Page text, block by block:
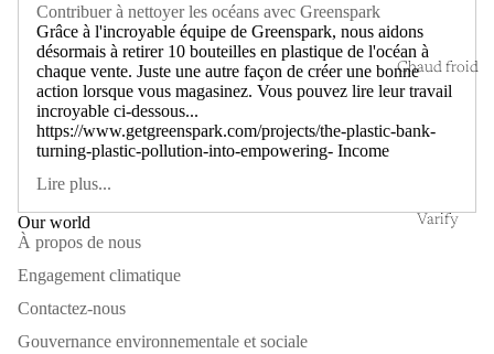
Chaud froid
Varify
Contribuer à nettoyer les océans avec Greenspark
Grâce à l'incroyable équipe de Greenspark, nous aidons
désormais à retirer 10 bouteilles en plastique de l'océan à
chaque vente. Juste une autre façon de créer une bonne
action lorsque vous magasinez. Vous pouvez lire leur travail
incroyable ci-dessous...
https://www.getgreenspark.com/projects/the-plastic-bank-
turning-plastic-pollution-into-empowering- Income
Lire plus...
Our world
À propos de nous
Engagement climatique
Contactez-nous
Gouvernance environnementale et sociale